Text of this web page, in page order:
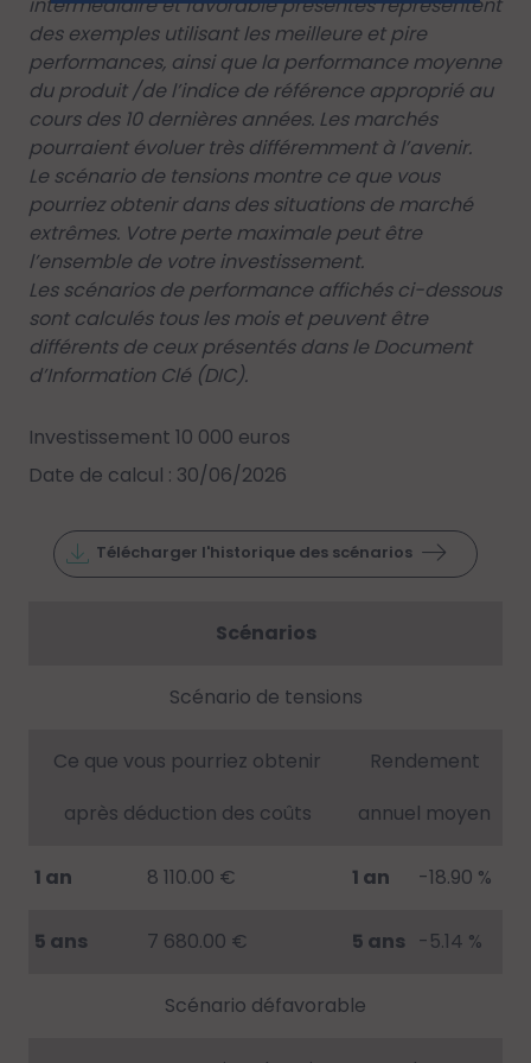
des exemples utilisant les meilleure et pire
performances, ainsi que la performance moyenne
du produit /de l’indice de référence approprié au
cours des 10 dernières années. Les marchés
pourraient évoluer très différemment à l’avenir.
Le scénario de tensions montre ce que vous
pourriez obtenir dans des situations de marché
extrêmes. Votre perte maximale peut être
l’ensemble de votre investissement.
Les scénarios de performance affichés ci-dessous
sont calculés tous les mois et peuvent être
différents de ceux présentés dans le Document
d’Information Clé (DIC).
Investissement 10 000 euros
Date de calcul : 30/06/2026
Télécharger l'historique des scénarios
Scénarios
Scénario de tensions
Ce que vous pourriez obtenir
après déduction des coûts
Rendement
annuel moyen
1 an 8 110.00 € 1 an -18.90 %
5 ans 7 680.00 € 5 ans -5.14 %
Scénario défavorable